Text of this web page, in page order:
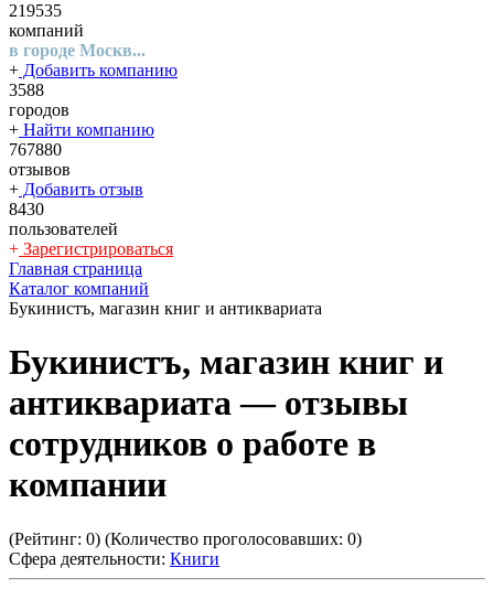
219535
компаний
в городе Москв...
+ Добавить компанию
3588
городов
+ Найти компанию
767880
отзывов
+ Добавить отзыв
8430
пользователей
+ Зарегистрироваться
Главная страница
Каталог компаний
Букинистъ, магазин книг и антиквариата
Букинистъ, магазин книг и
антиквариата— отзывы
сотрудников о работе в
компании
(Рейтинг: 0) (Количество проголосовавших: 0)
Сфера деятельности: Книги